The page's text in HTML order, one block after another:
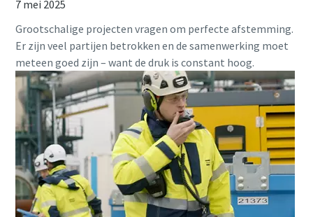
7 mei 2025
Grootschalige projecten vragen om perfecte afstemming.
Er zijn veel partijen betrokken en de samenwerking moet
meteen goed zijn – want de druk is constant hoog.